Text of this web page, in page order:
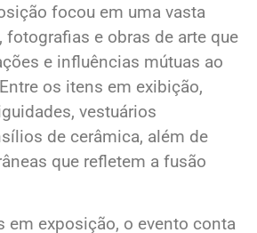
focou em uma vasta
fotografias e obras de arte que
e influências mútuas ao
os itens em exibição,
vestuários
de cerâmica, além de
que refletem a fusão
em exposição, o evento conta